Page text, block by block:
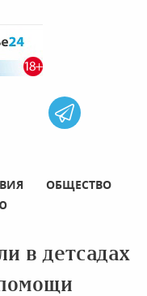
ОБЩЕСТВО
в детсадах